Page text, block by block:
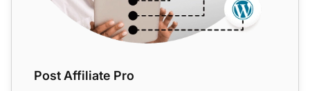
Post Affiliate Pro